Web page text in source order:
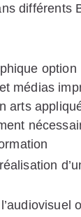
différents
option
médias
arts